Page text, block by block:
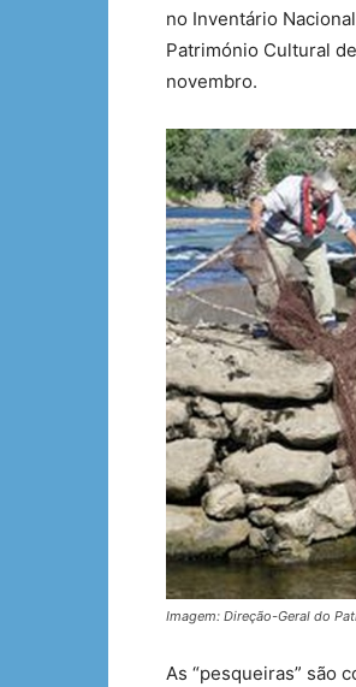
no Inventário
Património Cultural
novembro.
Imagem: Direção-Geral do
As “pesqueiras” são